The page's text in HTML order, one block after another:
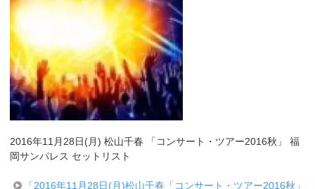
2016年11月28日(月) 松山千春 「コンサート・ツアー2016秋」 福
岡サンパレス セットリスト
「2016年11月28日(月)松山千春「コンサート・ツアー2016秋」